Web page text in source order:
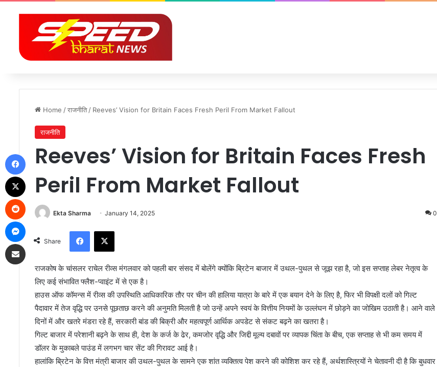
Home /राजनीति / Reeves’ Vision for Britain Faces Fresh Peril From Market Fallout
राजनीति
Reeves’ Vision for Britain Faces Fresh
Peril From Market Fallout
Ekta Sharma January 14, 2025 0
Share
Facebook
X
राजकोष के चांसलर राचेल रीव्स मंगलवार को पहली बार संसद में बोलेंगे क्योंकि ब्रिटेन बाजार में उथल-पुथल से जूझ रहा है, जो इस सप्ताह लेबर नेतृत्व के
लिए कई संभावित फ्लैश-प्वाइंट में से एक है।
हाउस ऑफ कॉमन्स में रीव्स की उपस्थिति आधिकारिक तौर पर चीन की हालिया यात्रा के बारे में एक बयान देने के लिए है, फिर भी विपक्षी दलों को गिल्ट
पैदावार में तेज वृद्धि पर उनसे पूछताछ करने की अनुमति मिलती है जो उन्हें अपने स्वयं के वित्तीय नियमों के उल्लंघन में छोड़ने का जोखिम उठाती है। आने वाले
दिनों में और खतरे मंडरा रहे हैं, सरकारी बांड की बिक्री और महत्वपूर्ण आर्थिक अपडेट से संकट बढ़ने का खतरा है।
गिल्ट बाजार में परेशानी बढ़ने के साथ ही, देश के कर्ज के ढेर, कमजोर वृद्धि और जिद्दी मूल्य दबावों पर व्यापक चिंता के बीच, एक सप्ताह से भी कम समय में
डॉलर के मुकाबले पाउंड में लगभग चार सेंट की गिरावट आई है।
हालांकि ब्रिटेन के वित्त मंत्री बाजार की उथल-पुथल के सामने एक शांत व्यक्तित्व पेश करने की कोशिश कर रहे हैं, अर्थशास्त्रियों ने चेतावनी दी है कि बुधवार
Facebook
Share via Email